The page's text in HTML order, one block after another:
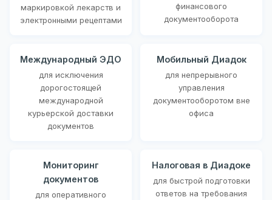
маркировкой лекарств и
электронными рецептами
финансового
документооборота
Международный ЭДО
для исключения
дорогостоящей
международной
курьерской доставки
документов
Мобильный Диадок
для непрерывного
управления
документооборотом вне
офиса
Мониторинг
документов
для оперативного
Налоговая в Диадоке
для быстрой подготовки
ответов на требования